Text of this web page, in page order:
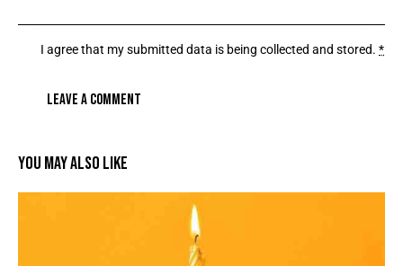
I agree that my submitted data is beingcollected and stored.*
YOU MAY ALSO LIKE